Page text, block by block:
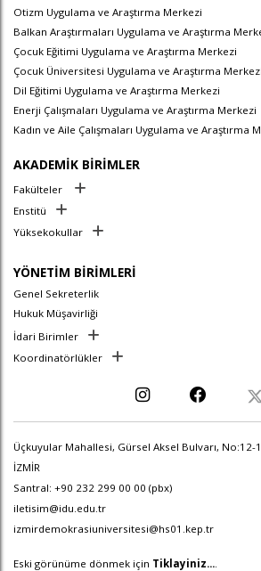
Otizm Uygulama ve Araştırma Merkezi
Balkan Araştırmaları Uygulama ve Araştırma
Çocuk Eğitimi Uygulama ve Araştırma Merkezi
Çocuk Üniversitesi Uygulama ve Araştırma Merkezi
Dil Eğitimi Uygulama ve Araştırma Merkezi
Enerji Çalışmaları Uygulama ve Araştırma Merkezi
Kadın ve Aile Çalışmaları Uygulama ve Araştırma
AKADEMİK BİRİMLER
Fakülteler
Enstitü
Yüksekokullar
YÖNETİM BİRİMLERİ
Genel Sekreterlik
Hukuk Müşavirliği
İdari Birimler
Koordinatörlükler
Üçkuyular Mahallesi, Gürsel Aksel Bulvarı,
İZMİR
Santral: +90 232 299 00 00 (pbx)
iletisim@idu.edu.tr
izmirdemokrasiuniversitesi@hs01.kep.tr
Eski görünüme dönmek için Tiklayiniz....